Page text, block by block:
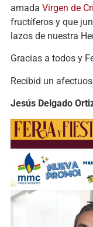
amada Virgen de
fructíferos y que
lazos de nuestra
Gracias a todos y
Recibid un
Jesús Delgado